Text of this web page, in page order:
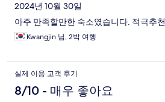
2024년 10월 30일
아주 만족할만한 숙소였습니다. 적극추천
Kwangjin 님, 2박 여행
실제 이용 고객 후기
8/10 - 매우 좋아요